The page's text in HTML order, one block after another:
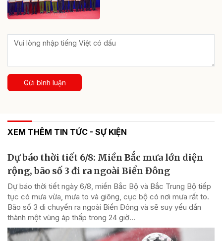
Gửi bình luận
XEM THÊM TIN TỨC - SỰ KIỆN
Dự báo thời tiết 6/8: Miền Bắc mưa lớn diện
rộng, bão số 3 đi ra ngoài Biển Đông
Dự báo thời tiết ngày 6/8, miền Bắc Bộ và Bắc Trung Bộ tiếp
tục có mưa vừa, mưa to và giông, cục bộ có nơi mưa rất to.
Bão số 3 di chuyển ra ngoài Biển Đông và sẽ suy yếu dần
thành một vùng áp thấp trong 24 giờ...